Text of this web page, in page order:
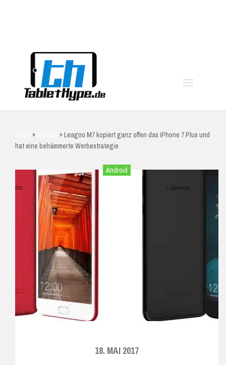
» »Leagoo M7 kopiert ganz offen das iPhone 7 Plus und
hat eine behämmerte Werbestrategie
Android
18. MAI 2017